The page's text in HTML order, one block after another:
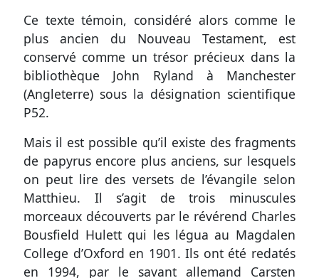
Ce texte témoin, considéré alors comme le
plus ancien du Nouveau Testament, est
conservé comme un trésor précieux dans la
bibliothèque John Ryland à Manchester
(Angleterre) sous la désignation scientifique
P52.
Mais il est possible qu’il existe des fragments
de papyrus encore plus anciens, sur lesquels
on peut lire des versets de l’évangile selon
Matthieu. Il s’agit de trois minuscules
morceaux découverts par le révérend Charles
Bousfield Hulett qui les légua au Magdalen
College d’Oxford en 1901. Ils ont été redatés
en 1994, par le savant allemand Carsten